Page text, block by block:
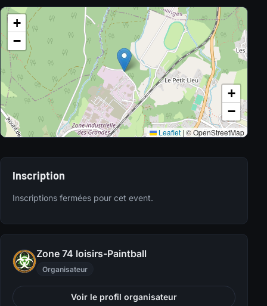
+
−
+
−
Leaflet | © OpenStreetMap
Inscription
Inscriptions fermées pour cet event.
Zone 74 loisirs-Paintball
Organisateur
Voir le profil organisateur